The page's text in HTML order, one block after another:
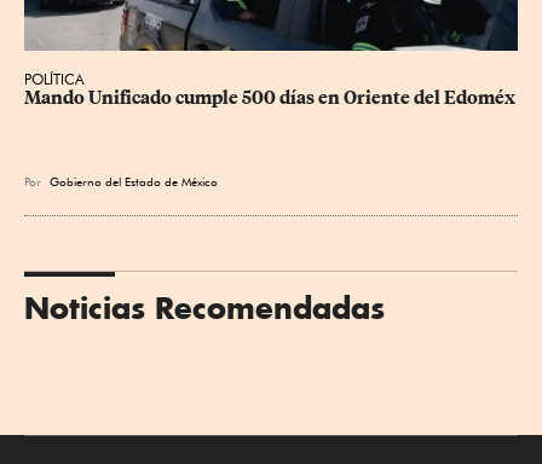
POLÍTICA
Mando Unificado cumple 500 días en Oriente del Edoméx
Por Gobierno del Estado de México
Noticias Recomendadas